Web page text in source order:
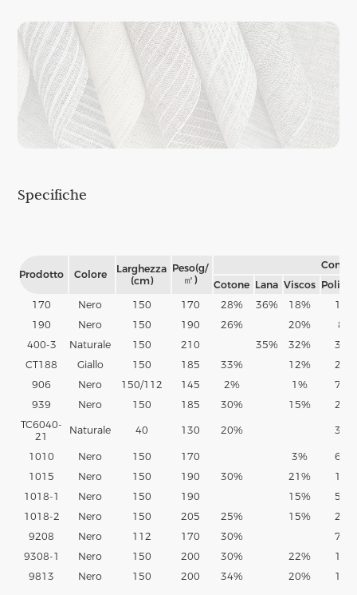
Specifiche
Prodotto Colore
Larghezza
(cm)
Peso(g/
㎡)
Cotone Lana Viscos
170
Nero 150 170 28% 36% 18%
18%
190
Nero 150 190 26% 20%
8%
400-3
Naturale 150 210 35% 32%
33%
CT188
Giallo 150 185 33% 12%
25%
906
Nero 150/112 145 2% 1%
71%
939
Nero 150 185 30% 15%
28%
TC6040-
21
Naturale 40 130 20% 30%
1010 Nero 150 170 3%
66%
1015
Nero 150 190 30% 21%
18%
1018-1
Nero 150 190 15%
51%
1018-2
Nero 150 205 25% 15%
23%
9208
Nero 112 170 30%
70%
9308-1
Nero 150 200 30% 22%
17%
9813
Nero 150 200 34% 20% 12%